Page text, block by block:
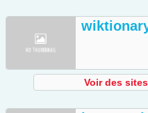
Voir des